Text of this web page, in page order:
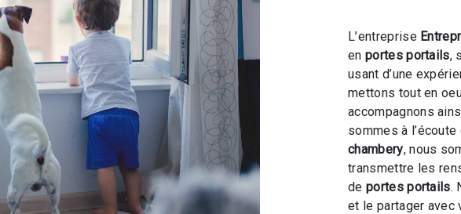
L’entreprise
en portes portails,
usant d’une
mettons tout en
accompagnons
sommes à
chambery, nous
transmettre les
de portes portails.
et le partager avec